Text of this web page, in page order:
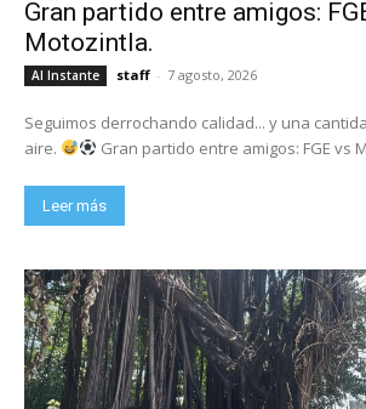
Gran partido entre amigos:
Motozintla.
Al Instante staff - 7 agosto, 2026
Seguimos derrochando calidad... y una
aire.
Gran partido entre amigos: FGE vs
Leer más